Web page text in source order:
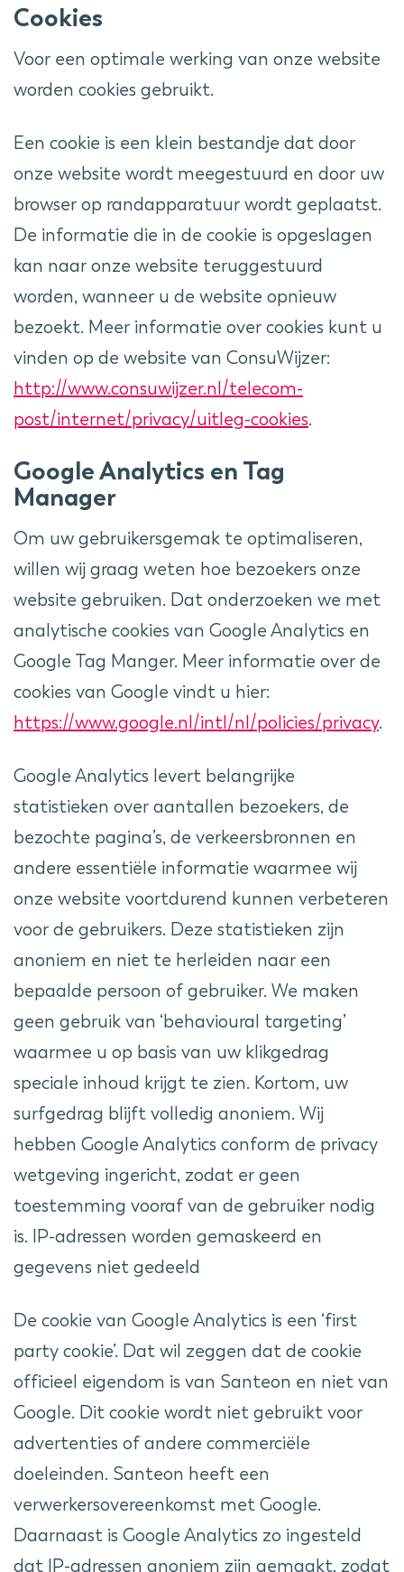
Cookies
Voor een optimale werking van onze website
worden cookies gebruikt.
Een cookie is een klein bestandje dat door
onze website wordt meegestuurd en door uw
browser op randapparatuur wordt geplaatst.
De informatie die in de cookie is opgeslagen
kan naar onze website teruggestuurd
worden, wanneer u de website opnieuw
bezoekt. Meer informatie over cookies kunt u
vinden op de website van ConsuWijzer:
http://www.consuwijzer.nl/telecom-
post/internet/privacy/uitleg-cookies.
Google Analytics en Tag
Manager
Om uw gebruikersgemak te optimaliseren,
willen wij graag weten hoe bezoekers onze
website gebruiken. Dat onderzoeken we met
analytische cookies van Google Analytics en
Google Tag Manger. Meer informatie over de
cookies van Google vindt u hier:
https://www.google.nl/intl/nl/policies/privacy.
Google Analytics levert belangrijke
statistieken over aantallen bezoekers, de
bezochte pagina’s, de verkeersbronnen en
andere essentiële informatie waarmee wij
onze website voortdurend kunnen verbeteren
voor de gebruikers. Deze statistieken zijn
anoniem en niet te herleiden naar een
bepaalde persoon of gebruiker. We maken
geen gebruik van ‘behavioural targeting’
waarmee u op basis van uw klikgedrag
speciale inhoud krijgt te zien. Kortom, uw
surfgedrag blijft volledig anoniem. Wij
hebben Google Analytics conform de privacy
wetgeving ingericht, zodat er geen
toestemming vooraf van de gebruiker nodig
is. IP-adressen worden gemaskeerd en
gegevens niet gedeeld
De cookie van Google Analytics is een ‘first
party cookie’. Dat wil zeggen dat de cookie
officieel eigendom is van Santeon en niet van
Google. Dit cookie wordt niet gebruikt voor
advertenties of andere commerciële
doeleinden. Santeon heeft een
verwerkersovereenkomst met Google.
Daarnaast is Google Analytics zo ingesteld
dat IP-adressen anoniem zijn gemaakt, zodat